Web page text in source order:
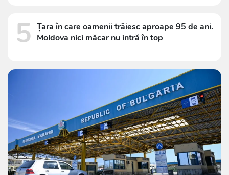
5 Țara în care oamenii trăiesc aproape 95 de ani.
Moldova nici măcar nu intră în top